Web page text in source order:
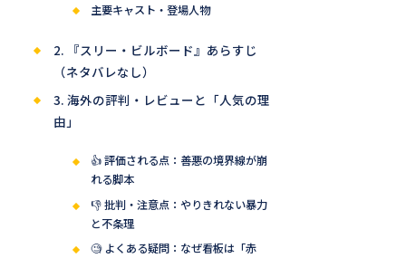
主要キャスト・登場人物
2. 『スリー・ビルボード』あらすじ
（ネタバレなし）
3. 海外の評判・レビューと「人気の理
由」
👍 評価される点：善悪の境界線が崩
れる脚本
👎 批判・注意点：やりきれない暴力
と不条理
🧐 よくある疑問：なぜ看板は「赤